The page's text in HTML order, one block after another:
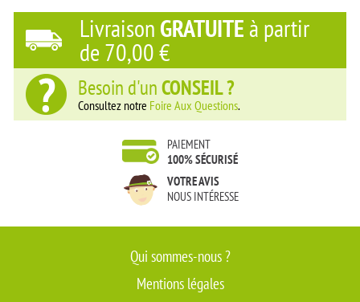
LivraisonGRATUITEà partir
de70,00 €
Besoin d'unCONSEIL ?
Consultez notre Foire Aux Questions.
PAIEMENT
100% SÉCURISÉ
VOTRE AVIS
NOUS INTÉRESSE
Qui sommes-nous ?
Mentions légales